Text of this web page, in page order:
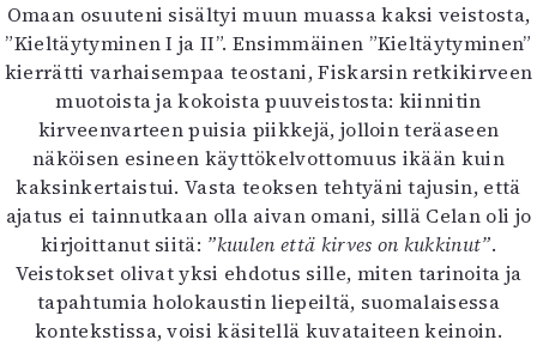
Omaan osuuteni sisältyi muun muassa kaksi veistosta,
”Kieltäytyminen I ja II”. Ensimmäinen ”Kieltäytyminen”
kierrätti varhaisempaa teostani, Fiskarsin retkikirveen
muotoista ja kokoista puuveistosta: kiinnitin
kirveenvarteen puisia piikkejä, jolloin teräaseen
näköisen esineen käyttökelvottomuus ikään kuin
kaksinkertaistui. Vasta teoksen tehtyäni tajusin, että
ajatus ei tainnutkaan olla aivan omani, sillä Celan oli jo
kirjoittanut siitä: ”kuulen että kirves on kukkinut”.
Veistokset olivat yksi ehdotus sille, miten tarinoita ja
tapahtumia holokaustin liepeiltä, suomalaisessa
kontekstissa, voisi käsitellä kuvataiteen keinoin.